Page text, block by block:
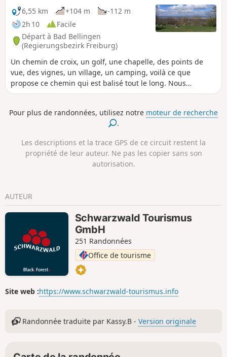
6,55 km
+104 m
-112 m
2h 10
Facile
Départ à Bad Bellingen
(Regierungsbezirk Freiburg)
Un chemin de croix, un golf, une chapelle, des points de
vue, des vignes, un village, un camping, voilà ce que
propose ce chemin qui est balisé tout le long. Nous
marcherons sur le Wiiwegli (Losange Rouge avec une
Compostelle (coquille Jaune sur fond Bleu) en suivant un
chemin de croix (Stationenweg) à l'aller. A la chapelle de
le point de vue sur la plaine du Rhin et les Vosges. Il y a de
nombreux bancs et un escalier mène à un abri et des tables
de pique-nique. Le chemin du retour se fera sur un chemin
Pour plus de randonnées, utilisez notre moteur de recherche
.
Les descriptions et la trace GPS de ce circuit restent la
propriété de leur auteur. Ne pas les copier sans son
autorisation.
AUTEUR
Schwarzwald Tourismus
GmbH
251 Randonnées
Office de tourisme
Site web :https://www.schwarzwald-tourismus.info
Randonnée traduite par Kassy.B -Version originale